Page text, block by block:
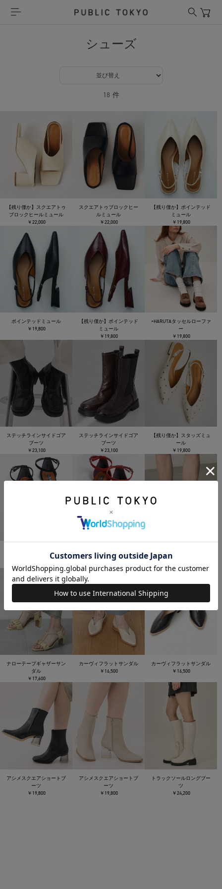
シューズ
18 件
【残り僅か】スクエアトゥ
ブロックヒールミュール
￥22,000
スクエアトゥブロックヒー
ルミュール
￥22,000
【残り僅か】ポインテッド
ミュール
￥19,800
ポインテッドミュール
￥19,800
【残り僅か】ポインテッド
ミュール
￥19,800
×HARUTAタッセルローファ
ー
￥19,800
ステッチラインサイドゴア
ブーツ
￥23,100
ステッチラインサイドゴア
ブーツ
￥23,100
【残り僅か】スタッズミュ
ール
￥19,800
￥19,800
アブーツ
ナローテープギャザーサン
ダル
￥17,600
カーヴィフラットサンダル
￥16,500
カーヴィフラットサンダル
￥16,500
アシメスクエアショートブ
ーツ
￥19,800
アシメスクエアショートブ
ーツ
￥19,800
トラックソールロングブー
ツ
￥24,200